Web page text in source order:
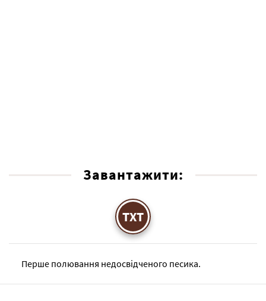
Завантажити:
TXT
Перше полювання недосвідченого песика.